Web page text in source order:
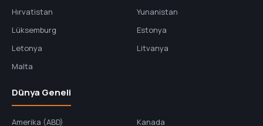
Hırvatistan
Yunanistan
Lüksemburg
Estonya
Letonya
Litvanya
Malta
Dünya Geneli
Amerika (ABD) Kanada